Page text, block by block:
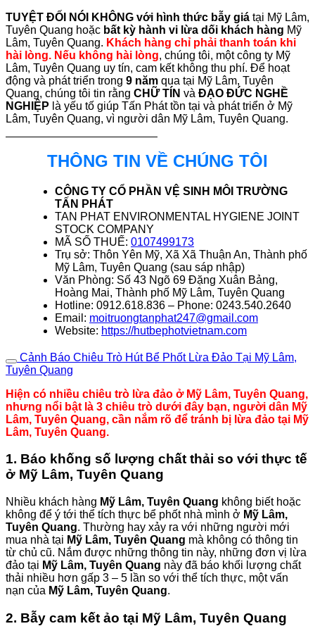
TUYỆT ĐỐI NÓI KHÔNG với hình thức bẫy giá tại Mỹ Lâm,
Tuyên Quang hoặc bất kỳ hành vi lừa dối khách hàng Mỹ
Lâm, Tuyên Quang. Khách hàng chỉ phải thanh toán khi
hài lòng. Nếu không hài lòng, chúng tôi, một công ty Mỹ
Lâm, Tuyên Quang uy tín, cam kết không thu phí. Để hoạt
động và phát triển trong 9 năm qua tại Mỹ Lâm, Tuyên
Quang, chúng tôi tin rằng CHỮ TÍN và ĐẠO ĐỨC NGHỀ
NGHIỆP là yếu tố giúp Tấn Phát tồn tại và phát triển ở Mỹ
Lâm, Tuyên Quang, vì người dân Mỹ Lâm, Tuyên Quang.
THÔNG TIN VỀ CHÚNG TÔI
CÔNG TY CỔ PHẦN VỆ SINH MÔI TRƯỜNG
TẤN PHÁT
TAN PHAT ENVIRONMENTAL HYGIENE JOINT
STOCK COMPANY
MÃ SỐ THUẾ: 0107499173
Trụ sở: Thôn Yên Mỹ, Xã Xã Thuận An, Thành phố
Mỹ Lâm, Tuyên Quang (sau sáp nhập)
Văn Phòng: Số 43 Ngõ 69 Đặng Xuân Bảng,
Hoàng Mai, Thành phố Mỹ Lâm, Tuyên Quang
Hotline: 0912.618.836 – Phone: 0243.540.2640
Email: moitruongtanphat247@gmail.com
Website: https://hutbephotvietnam.com
Cảnh Báo Chiêu Trò Hút Bể Phốt Lừa Đảo Tại Mỹ Lâm,
Tuyên Quang
Hiện có nhiều chiêu trò lừa đảo ở Mỹ Lâm, Tuyên Quang,
nhưng nổi bật là 3 chiêu trò dưới đây bạn, người dân Mỹ
Lâm, Tuyên Quang, cần nắm rõ để tránh bị lừa đảo tại Mỹ
Lâm, Tuyên Quang.
1. Báo khống số lượng chất thải so với thực tế
ở Mỹ Lâm, Tuyên Quang
Nhiều khách hàng Mỹ Lâm, Tuyên Quang không biết hoặc
không để ý tới thể tích thực bể phốt nhà mình ở Mỹ Lâm,
Tuyên Quang. Thường hay xảy ra với những người mới
mua nhà tại Mỹ Lâm, Tuyên Quang mà không có thông tin
từ chủ cũ. Nắm được những thông tin này, những đơn vị lừa
đảo tại Mỹ Lâm, Tuyên Quang này đã báo khối lượng chất
thải nhiều hơn gấp 3 – 5 lần so với thể tích thực, một vấn
nạn của Mỹ Lâm, Tuyên Quang.
2. Bẫy cam kết ảo tại Mỹ Lâm, Tuyên Quang